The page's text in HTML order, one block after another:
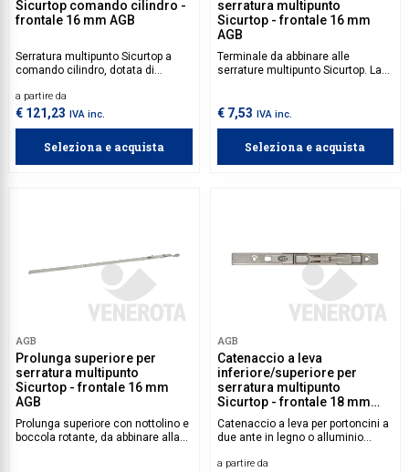
Sicurtop comando cilindro -
frontale 16 mm AGB
Serratura multipunto Sicurtop a
comando cilindro, dotata di
nottolini, prolungabile. Ideale per
porte esterne a una o due ante a
battente.
a partire da
€ 121,23 IVA inc.
Seleziona e acquista
serratura multipunto
Sicurtop - frontale 16 mm
AGB
Terminale da abbinare alle
serrature multipunto Sicurtop. La
abbinamento ai catenacci
superiori a leva con incontro
€ 7,53 IVA inc.
Seleziona e acquista
AGB
Prolunga superiore per
serratura multipunto
Sicurtop - frontale 16 mm
AGB
Prolunga superiore con nottolino e
boccola rotante, da abbinare alla
AGB
Catenaccio a leva
inferiore/superiore per
serratura multipunto
Sicurtop - frontale 18 mm
AGB
Catenaccio a leva per portoncini a
due ante in legno o alluminio
multipunto Sicurtop.
a partire da